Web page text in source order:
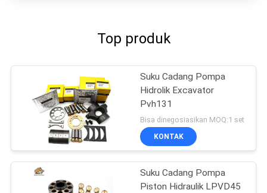
Top produk
Suku Cadang Pompa
Hidrolik Excavator
Pvh131
Bisa dinegosiasikan MOQ:1 set
KONTAK
Suku Cadang Pompa
Piston Hidraulik LPVD45